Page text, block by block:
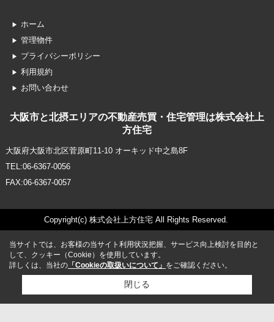
ホーム
管理物件
プライバシーポリシー
利用規約
お問い合わせ
大阪市と北摂エリアの不動産売買・住宅管理は株式会社上
方住宅
大阪府大阪市北区菅原町11-10 オーキッド中之島8F
TEL:06-6367-0056
FAX:06-6367-0057
Copyright(c) 株式会社上方住宅 All Rights Reserved.
当サイトでは、お客様の当サイト利用状況把握、サービス向上検討を目的と
して、クッキー（Cookie）を使用しています。
詳しくは、当社の 「Cookieの取扱いについて」 をご確認ください。
閉じる